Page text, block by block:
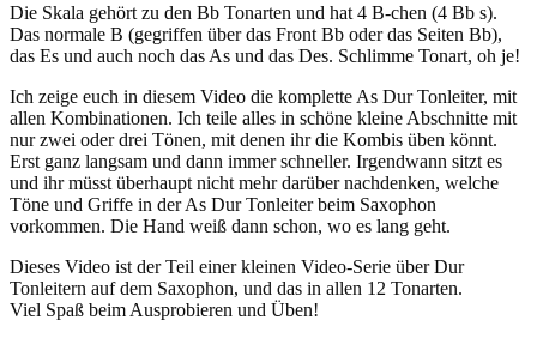
Die Skala gehört zu den Bb Tonarten und hat 4 B-chen (4 Bb s).
Das normale B (gegriffen über das Front Bb oder das Seiten Bb),
das Es und auch noch das As und das Des. Schlimme Tonart, oh je!
Ich zeige euch in diesem Video die komplette As Dur Tonleiter, mit
allen Kombinationen. Ich teile alles in schöne kleine Abschnitte mit
nur zwei oder drei Tönen, mit denen ihr die Kombis üben könnt.
Erst ganz langsam und dann immer schneller. Irgendwann sitzt es
und ihr müsst überhaupt nicht mehr darüber nachdenken, welche
Töne und Griffe in der As Dur Tonleiter beim Saxophon
vorkommen. Die Hand weiß dann schon, wo es lang geht.
Dieses Video ist der Teil einer kleinen Video-Serie über Dur
Tonleitern auf dem Saxophon, und das in allen 12 Tonarten.
Viel Spaß beim Ausprobieren und Üben!